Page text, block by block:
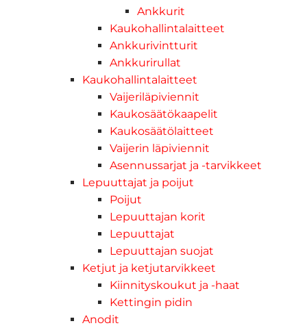
Ankkurit
Kaukohallintalaitteet
Ankkurivintturit
Ankkurirullat
Kaukohallintalaitteet
Vaijeriläpiviennit
Kaukosäätökaapelit
Kaukosäätölaitteet
Vaijerin läpiviennit
Asennussarjat ja -tarvikkeet
Lepuuttajat ja poijut
Poijut
Lepuuttajan korit
Lepuuttajat
Lepuuttajan suojat
Ketjut ja ketjutarvikkeet
Kiinnityskoukut ja -haat
Kettingin pidin
Anodit